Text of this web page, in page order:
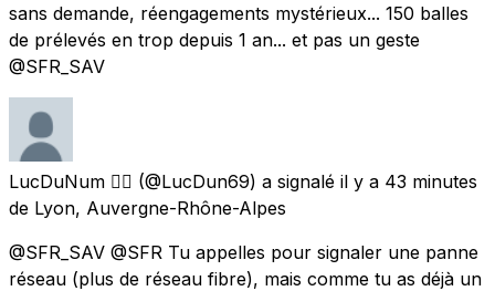
sans demande, réengagements mystérieux... 150 balles
de prélevés en trop depuis 1 an... et pas un geste
@SFR_SAV
LucDuNum 🏳️‍🌈 (@LucDun69) a signalé il y a 43 minutes
de Lyon, Auvergne-Rhône-Alpes
@SFR_SAV @SFR Tu appelles pour signaler une panne
réseau (plus de réseau fibre), mais comme tu as déjà un